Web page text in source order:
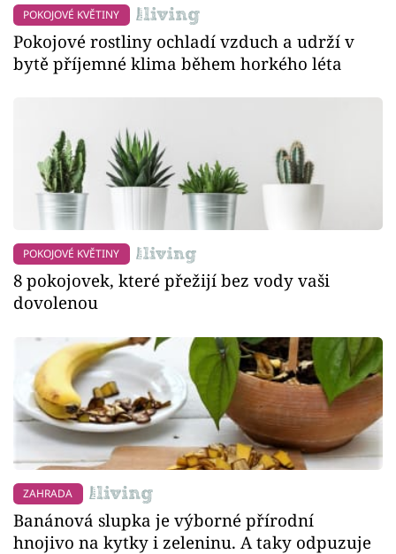
POKOJOVÉ KVĚTINY
Pokojové rostliny ochladí vzduch a udrží v
bytě příjemné klima během horkého léta
POKOJOVÉ KVĚTINY
8 pokojovek, které přežijí bez vody vaši
dovolenou
ZAHRADA
Banánová slupka je výborné přírodní
hnojivo na kytky i zeleninu. A taky odpuzuje